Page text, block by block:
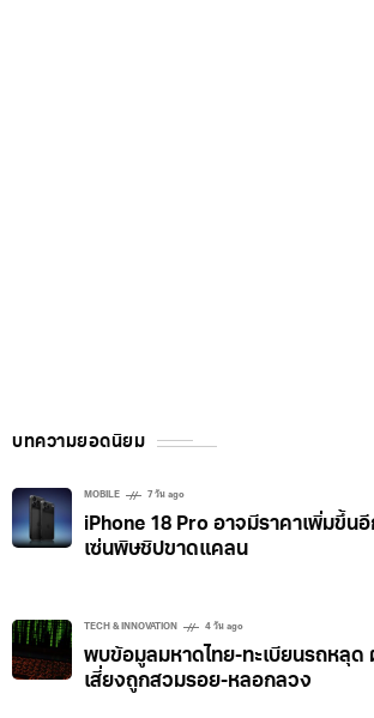
บทความยอดนิยม
MOBILE 7 วัน ago
iPhone 18 Pro อาจมีราคาเพิ่มขึ้นอี
เซ่นพิษชิปขาดแคลน
TECH & INNOVATION 4 วัน ago
พบข้อมูลมหาดไทย-ทะเบียนรถหลุด
เสี่ยงถูกสวมรอย-หลอกลวง